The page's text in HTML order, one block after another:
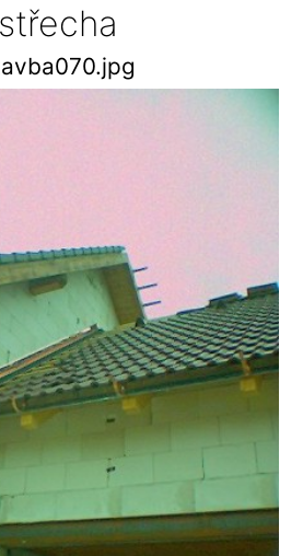
střecha